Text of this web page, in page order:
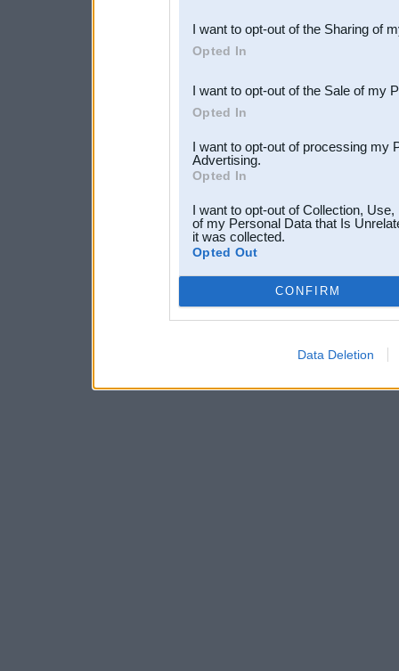
Downstream Participants
third parties.
I want to opt-out of the Sharing of
Opted In
I want to opt-out of the Sale of my
Opted In
I want to opt-out of processing my
Advertising.
Opted In
I want to opt-out of Collection,
of my Personal Data that Is
it was collected.
Opted Out
CONFIRM
Data Deletion